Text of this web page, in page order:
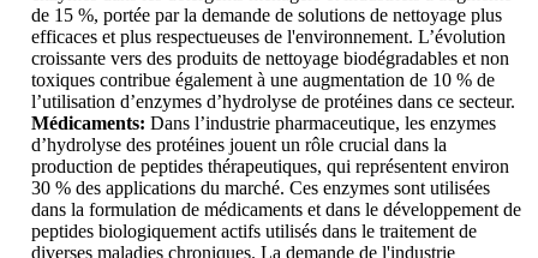
de 15 %, portée par la demande de solutions de nettoyage plus
efficaces et plus respectueuses de l'environnement. L’évolution
croissante vers des produits de nettoyage biodégradables et non
toxiques contribue également à une augmentation de 10 % de
l’utilisation d’enzymes d’hydrolyse de protéines dans ce secteur.
Médicaments: Dans l’industrie pharmaceutique, les enzymes
d’hydrolyse des protéines jouent un rôle crucial dans la
production de peptides thérapeutiques, qui représentent environ
30 % des applications du marché. Ces enzymes sont utilisées
dans la formulation de médicaments et dans le développement de
peptides biologiquement actifs utilisés dans le traitement de
diverses maladies chroniques. La demande de l'industrie